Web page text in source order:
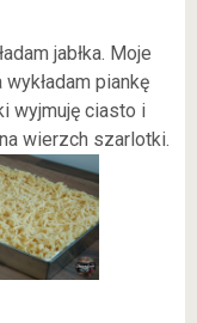
jabłka. Moje
piankę
wyjmuję ciasto i
wierzch szarlotki.